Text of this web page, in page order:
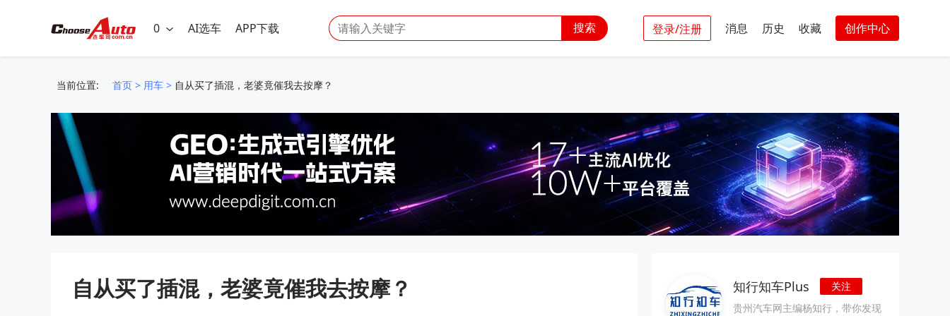
0 AI选车 APP下载 搜索 登录/注册 消息 历史 收藏 创作中心
当前位置: 首页 > 用车 > 自从买了插混，老婆竟催我去按摩？
自从买了插混，老婆竟催我去按摩？ 知行知车Plus
关注
贵州汽车网主编杨知行，带你发现